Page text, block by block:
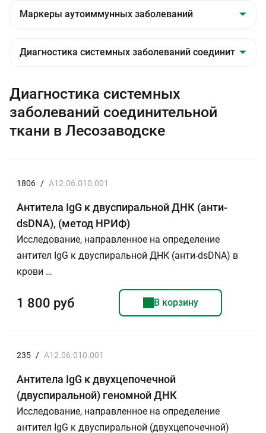
Диагностика системных
заболеваний соединительной
ткани в Лесозаводске
1806 / A12.06.010.001
Антитела IgG к двуспиральной ДНК (анти-
dsDNA), (метод НРИФ)
Исследование, направленное на определение
антител IgG к двуспиральной ДНК (анти-dsDNA) в
крови …
1 800 руб В корзину
235 / A12.06.010.001
Антитела IgG к двухцепочечной
(двуспиральной) геномной ДНК
Исследование, направленное на определение
антител IgG к двуспиральной (двухцепочечной)